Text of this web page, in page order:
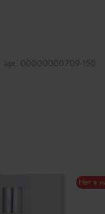
арт. 00000000709-150
Нет в